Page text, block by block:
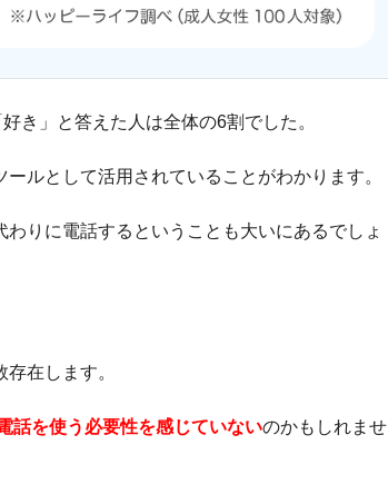
き」と答えた人は全体の6割でした。
ルとして活用されていることがわかります。
りに電話するということも大いにあるでしょ
在します。
話を使う必要性を感じていないのかもしれませ